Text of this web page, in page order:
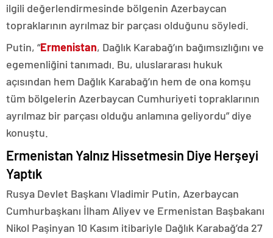
ilgili değerlendirmesinde bölgenin Azerbaycan
topraklarının ayrılmaz bir parçası olduğunu söyledi.
Putin, “Ermenistan, Dağlık Karabağ’ın bağımsızlığını ve
egemenliğini tanımadı. Bu, uluslararası hukuk
açısından hem Dağlık Karabağ’ın hem de ona komşu
tüm bölgelerin Azerbaycan Cumhuriyeti topraklarının
ayrılmaz bir parçası olduğu anlamına geliyordu” diye
konuştu.
Ermenistan Yalnız Hissetmesin Diye Herşeyi
Yaptık
Rusya Devlet Başkanı Vladimir Putin, Azerbaycan
Cumhurbaşkanı İlham Aliyev ve Ermenistan Başbakanı
Nikol Paşinyan 10 Kasım itibariyle Dağlık Karabağ’da 27